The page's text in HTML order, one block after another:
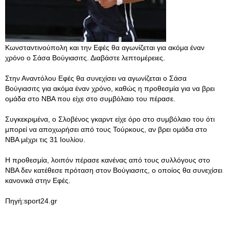
Κωνσταντινούπολη και την Εφές θα αγωνίζεται για ακόμα έναν
χρόνο ο Σάσα Βούγιασιτς. Διαβάστε λεπτομέρειες.
Στην Αναντόλου Εφές θα συνεχίσει να αγωνίζεται ο Σάσα
Βούγιασιτς για ακόμα έναν χρόνο, καθώς η προθεσμία για να βρει
ομάδα στο ΝΒΑ που είχε στο συμβόλαιο του πέρασε.
Συγκεκριμένα, ο Σλοβένος γκαρντ είχε όρο στο συμβόλαιο του ότι
μπορεί να αποχωρήσει από τους Τούρκους, αν βρει ομάδα στο
ΝΒΑ μέχρι τις 31 Ιουλίου.
Η προθεσμία, λοιπόν πέρασε κανένας από τους συλλόγους στο
ΝΒΑ δεν κατέθεσε πρόταση στον Βούγιασιτς, ο οποίος θα συνεχίσει
κανονικά στην Εφές.
Πηγή:sport24.gr